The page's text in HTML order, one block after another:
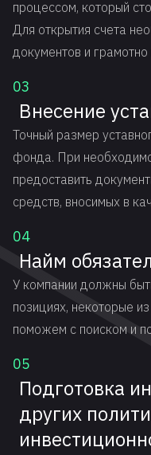
процессом, который
Для открытия счета
документов и
03
Внесение
Точный размер
фонда. При
предоставить
средств, вносимых в
04
Найм
У компании должны
позициях, некоторые
поможем с поиском и
05
Подготовка
других